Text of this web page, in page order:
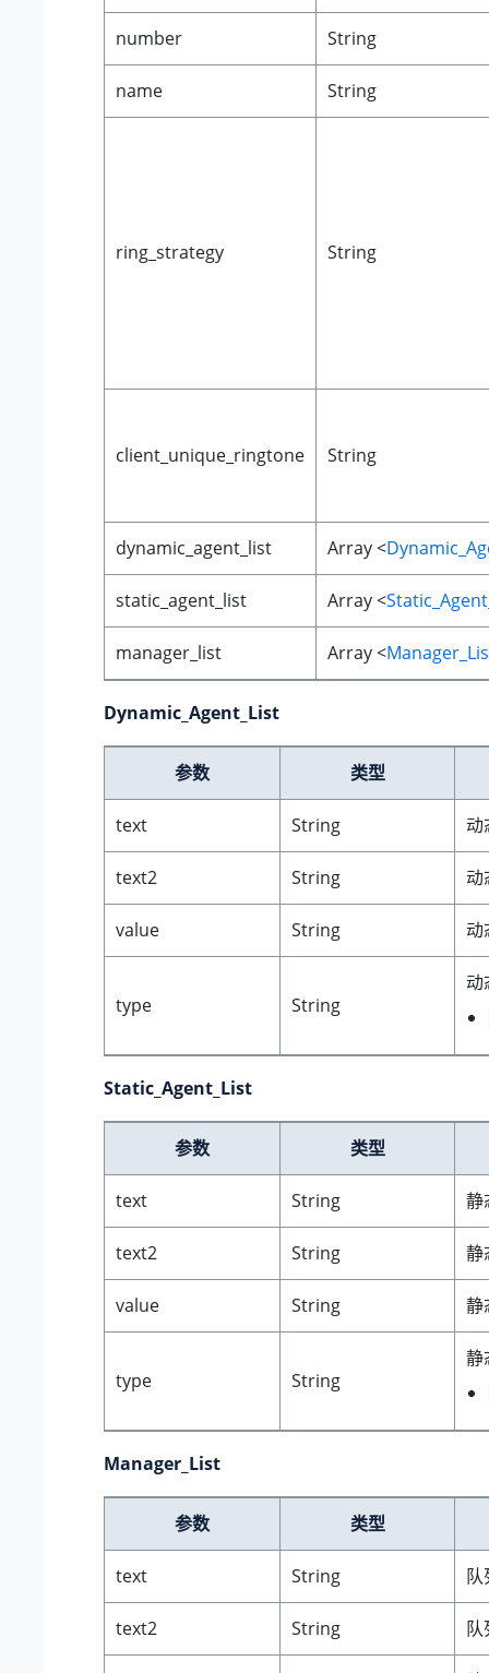
number String
name String
ring_strategy String
client_unique_ringtone String
dynamic_agent_list Array <
static_agent_list Array <
manager_list Array <
Dynamic_Agent_List
参数 类型
text String 动
text2 String 动
value String 动
type String
动
Static_Agent_List
参数 类型
text String 静
text2 String 静
value String 静
type String
静
Manager_List
参数 类型
text String 队
text2 String 队